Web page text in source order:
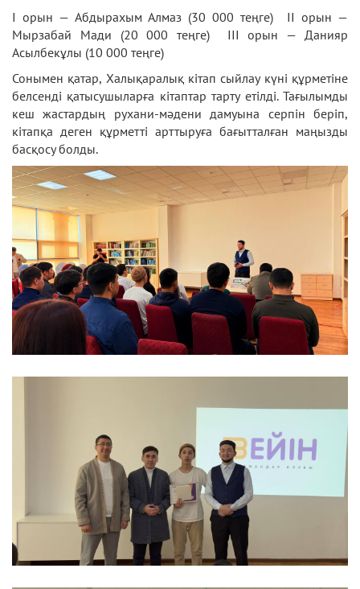
І орын — Абдырахым Алмаз (30 000 теңге) ІІ орын —
Мырзабай Мади (20 000 теңге) ІІІ орын — Данияр
Асылбекұлы (10 000 теңге)
Сонымен қатар, Халықаралық кітап сыйлау күні құрметіне
белсенді қатысушыларға кітаптар тарту етілді. Тағылымды
кеш жастардың рухани-мәдени дамуына серпін беріп,
кітапқа деген құрметті арттыруға бағытталған маңызды
басқосу болды.